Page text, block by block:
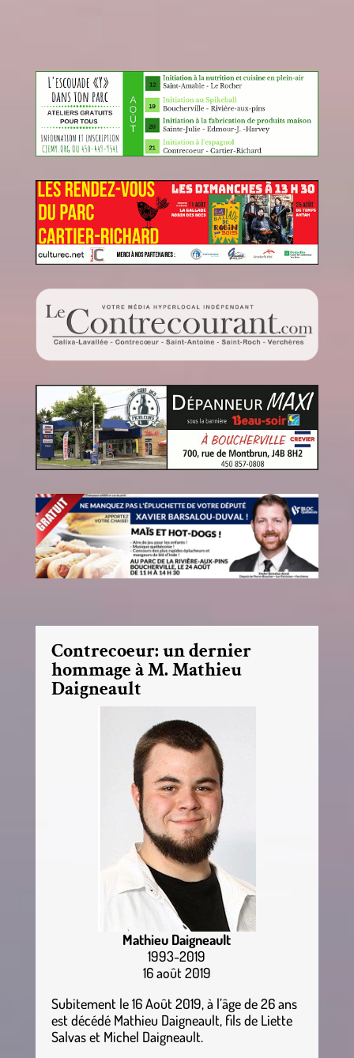
Contrecoeur: un dernier
hommage à M. Mathieu
Daigneault
Mathieu Daigneault
1993-2019
16 août 2019
Subitement le 16 Août 2019, à l’âge de 26 ans
est décédé Mathieu Daigneault, fils de Liette
Salvas et Michel Daigneault.